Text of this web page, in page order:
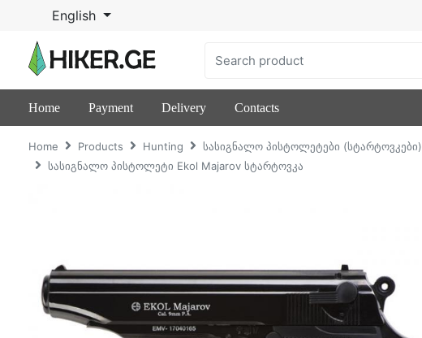
English
Home Payment Delivery Contacts
Home Products Hunting
სასიგნალო პისტოლეტები (სტარტოვკები)
სასიგნალო პისტოლეტი Ekol Majarov სტარტოვკა